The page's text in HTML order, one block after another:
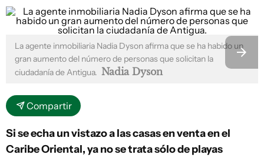
La agente inmobiliaria Nadia Dyson afirma que se ha habido un
gran aumento del número de personas que solicitan la
ciudadanía de Antigua. Nadia Dyson
Compartir
Si se echa un vistazo a las casas en venta en el
Caribe Oriental, ya no se trata sólo de playas